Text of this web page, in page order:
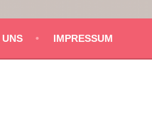
IMPRESSUM